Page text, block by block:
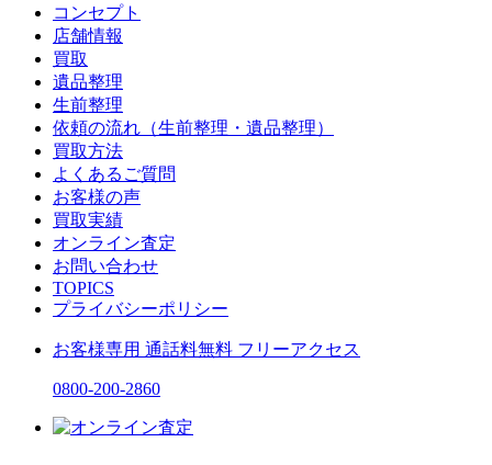
コンセプト
店舗情報
買取
遺品整理
生前整理
依頼の流れ（生前整理・遺品整理）
買取方法
よくあるご質問
お客様の声
買取実績
オンライン査定
お問い合わせ
TOPICS
プライバシーポリシー
お客様専用 通話料無料 フリーアクセス
0800-200-2860